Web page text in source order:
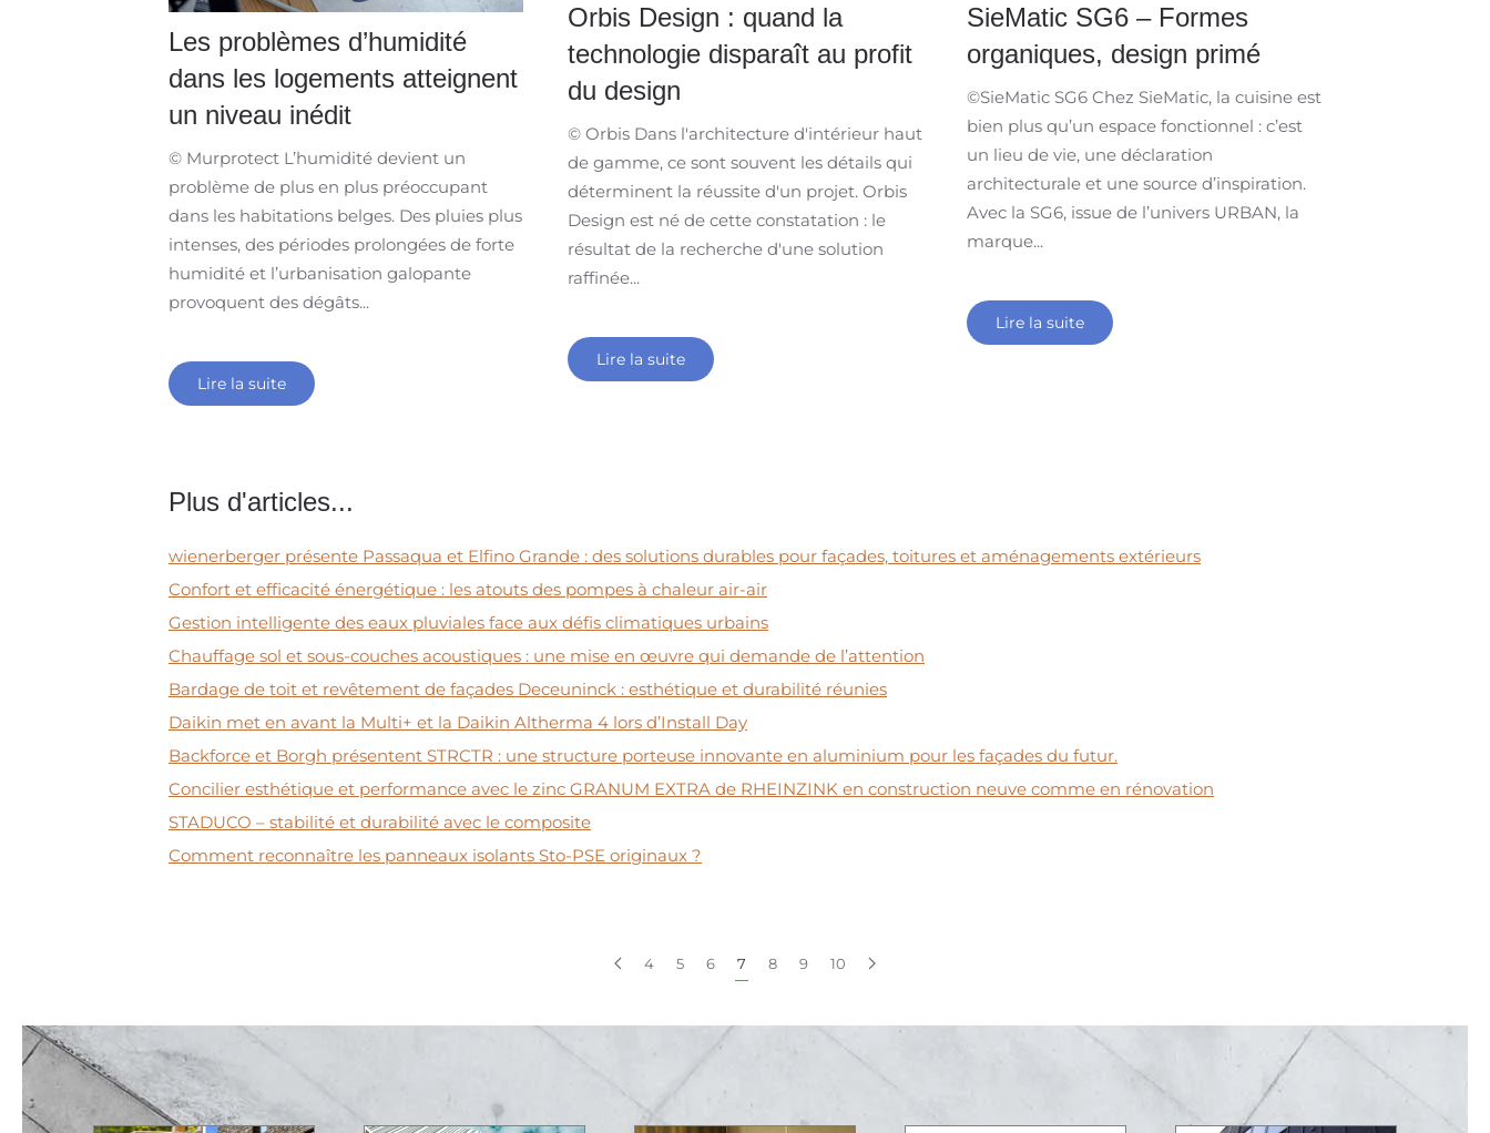
Les problèmes d’humidité
dans les logements atteignent
un niveau inédit
© Murprotect L’humidité devient un
problème de plus en plus préoccupant
dans les habitations belges. Des pluies plus
intenses, des périodes prolongées de forte
humidité et l’urbanisation galopante
provoquent des dégâts...
Lire la suite
Orbis Design : quand la
technologie disparaît au profit
du design ​
© Orbis Dans l'architecture d'intérieur haut
de gamme, ce sont souvent les détails qui
déterminent la réussite d'un projet. Orbis
Design est né de cette constatation : le
résultat de la recherche d'une solution
raffinée...
Lire la suite
SieMatic SG6 – Formes
organiques, design primé ​
©SieMatic SG6 Chez SieMatic, la cuisine est
bien plus qu’un espace fonctionnel : c’est
un lieu de vie, une déclaration
architecturale et une source d’inspiration.
Avec la SG6, issue de l’univers URBAN, la
marque...
Lire la suite
Plus d'articles...
wienerberger présente Passaqua et Elfino Grande : des solutions durables pour façades, toitures et aménagements extérieurs
Confort et efficacité énergétique : les atouts des pompes à chaleur air-air
Gestion intelligente des eaux pluviales face aux défis climatiques urbains
Chauffage sol et sous-couches acoustiques : une mise en œuvre qui demande de l’attention
Bardage de toit et revêtement de façades Deceuninck : esthétique et durabilité réunies
Daikin met en avant la Multi+ et la Daikin Altherma 4 lors d’Install Day
Backforce et Borgh présentent STRCTR : une structure porteuse innovante en aluminium pour les façades du futur.
Concilier esthétique et performance avec le zinc GRANUM EXTRA de RHEINZINK en construction neuve comme en rénovation
STADUCO – stabilité et durabilité avec le composite
Comment reconnaître les panneaux isolants Sto-PSE originaux ?
4 5 6 7 8 9 10